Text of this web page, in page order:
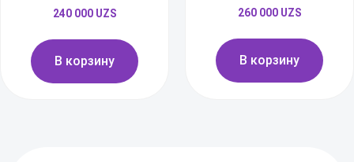
240 000 UZS
В корзину
260 000 UZS
В корзину